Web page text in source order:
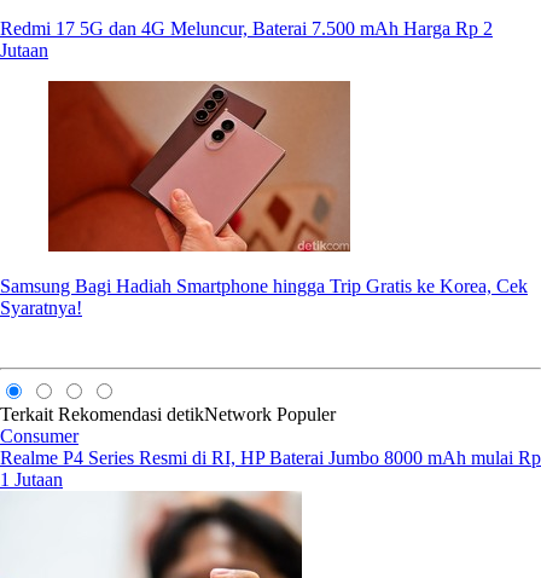
Redmi 17 5G dan 4G Meluncur, Baterai 7.500 mAh Harga Rp 2
Jutaan
Samsung Bagi Hadiah Smartphone hingga Trip Gratis ke Korea, Cek
Syaratnya!
Terkait Rekomendasi detikNetwork Populer
Consumer
Realme P4 Series Resmi di RI, HP Baterai Jumbo 8000 mAh mulai Rp
1 Jutaan